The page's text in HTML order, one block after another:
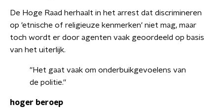
De Hoge Raad herhaalt in het arrest dat discrimineren
op 'etnische of religieuze kenmerken' niet mag, maar
toch wordt er door agenten vaak geoordeeld op basis
van het uiterlijk.
''Het gaat vaak om onderbuikgevoelens van
de politie.''
hoger beroep